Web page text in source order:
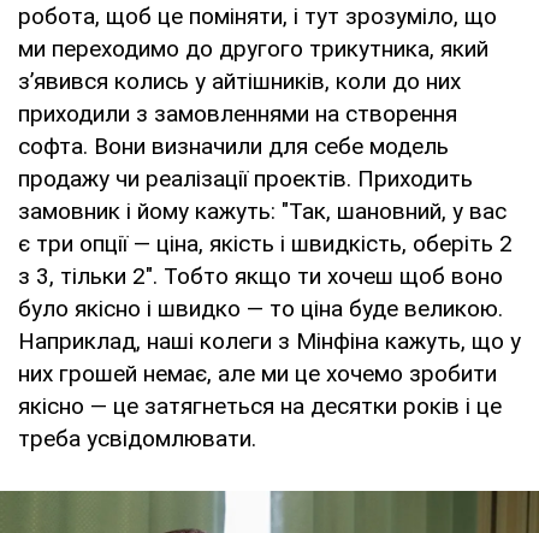
робота, щоб це поміняти, і тут зрозуміло, що
ми переходимо до другого трикутника, який
з’явився колись у айтішників, коли до них
приходили з замовленнями на створення
софта. Вони визначили для себе модель
продажу чи реалізації проектів. Приходить
замовник і йому кажуть: "Так, шановний, у вас
є три опції — ціна, якість і швидкість, оберіть 2
з 3, тільки 2". Тобто якщо ти хочеш щоб воно
було якісно і швидко — то ціна буде великою.
Наприклад, наші колеги з Мінфіна кажуть, що у
них грошей немає, але ми це хочемо зробити
якісно — це затягнеться на десятки років і це
треба усвідомлювати.